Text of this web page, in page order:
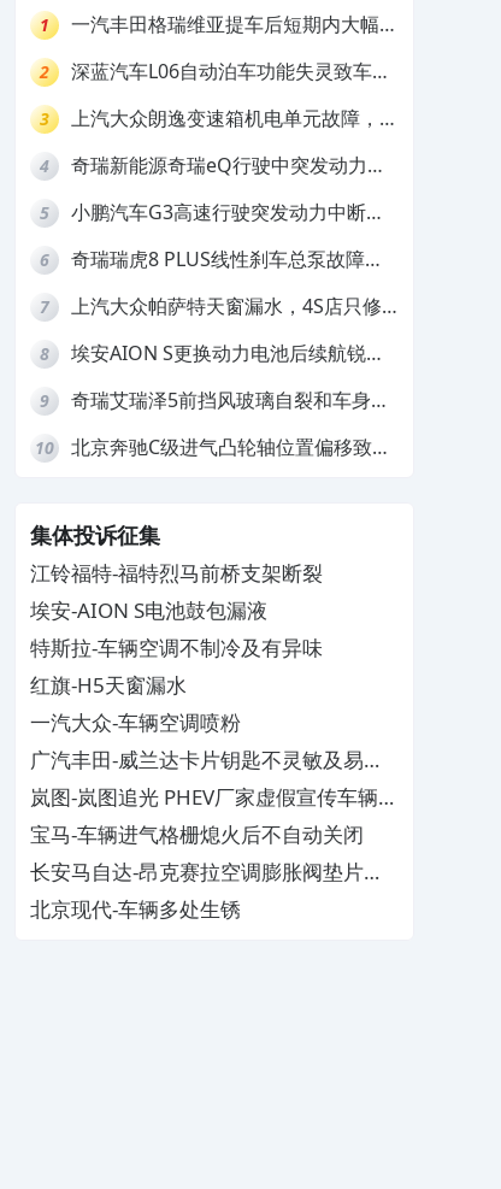
1
一汽丰田格瑞维亚提车后短期内大幅降
2
深蓝汽车L06自动泊车功能失灵致车辆
3
上汽大众朗逸变速箱机电单元故障，厂
4
奇瑞新能源奇瑞eQ行驶中突发动力受
拒绝三电质保
5
小鹏汽车G3高速行驶突发动力中断，
6
奇瑞瑞虎8 PLUS线性刹车总泵故障，
7
上汽大众帕萨特天窗漏水，4S店只修
8
埃安AION S更换动力电池后续航锐
9
奇瑞艾瑞泽5前挡风玻璃自裂和车身多
10
北京奔驰C级进气凸轮轴位置偏移致发
集体投诉征集
江铃福特-福特烈马前桥支架断裂
埃安-AION S电池鼓包漏液
特斯拉-车辆空调不制冷及有异味
红旗-H5天窗漏水
一汽大众-车辆空调喷粉
广汽丰田-威兰达卡片钥匙不灵敏及易消
磁
岚图-岚图追光 PHEV厂家虚假宣传车辆配
置与功能
宝马-车辆进气格栅熄火后不自动关闭
长安马自达-昂克赛拉空调膨胀阀垫片生
锈
北京现代-车辆多处生锈